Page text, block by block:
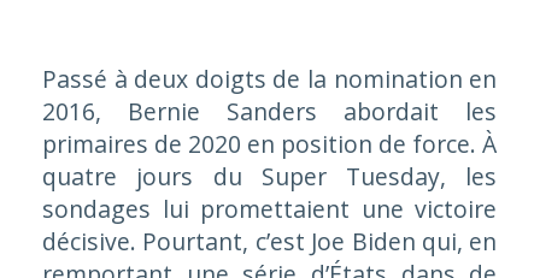
Passé à deux doigts de la nomination en
2016, Bernie Sanders abordait les
primaires de 2020 en position de force. À
quatre jours du Super Tuesday, les
sondages lui promettaient une victoire
décisive. Pourtant, c’est Joe Biden qui, en